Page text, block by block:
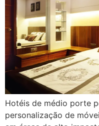
Hotéis de médio porte
personalização de